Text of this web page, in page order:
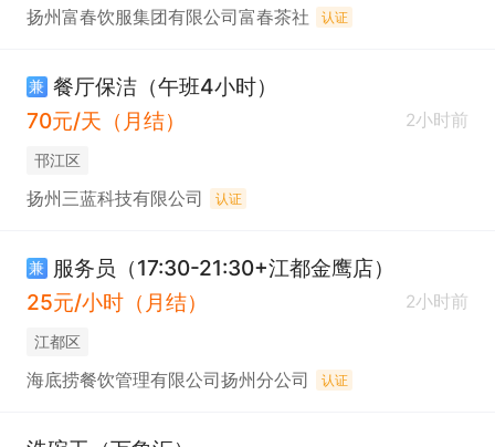
扬州富春饮服集团有限公司富春茶社 认证
兼 餐厅保洁（午班4小时）
70元/天（月结）
2小时前
邗江区
扬州三蓝科技有限公司 认证
兼 服务员（17:30-21:30+江都金鹰店）
25元/小时（月结）
2小时前
江都区
海底捞餐饮管理有限公司扬州分公司 认证